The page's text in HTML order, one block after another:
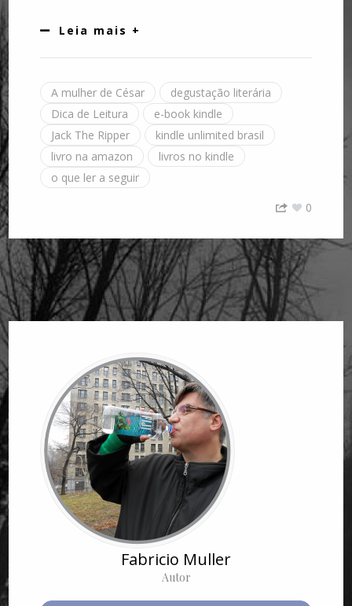
Leia mais +
A mulher de César
degustação literária
Dica de Leitura
e-book kindle
Jack The Ripper
kindle unlimited brasil
livro na amazon
livros no kindle
o que ler a seguir
0
Fabricio Muller
Autor